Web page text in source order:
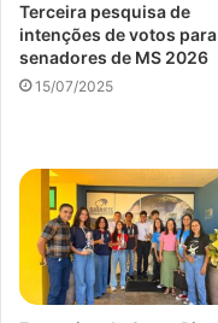
Terceira pesquisa de
intenções de votos para
senadores de MS 2026
15/07/2025